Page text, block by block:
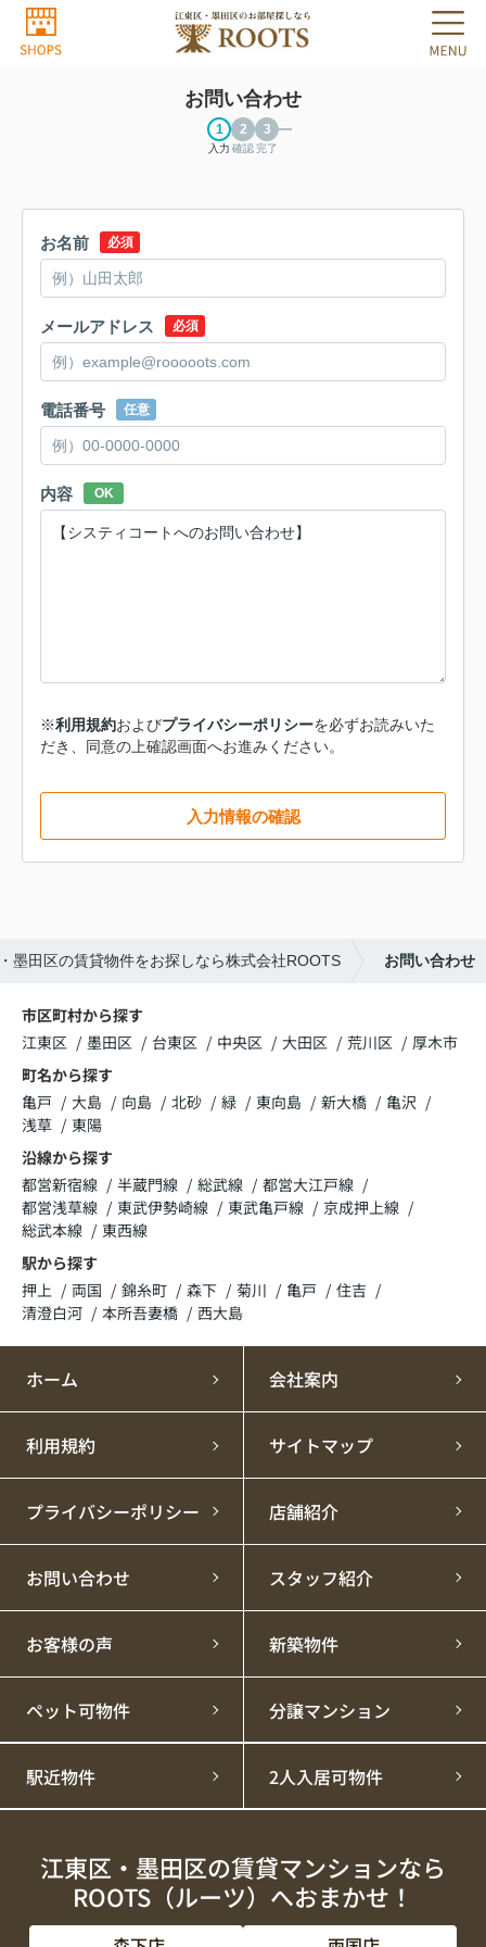
お問い合わせ
入力 確認完了
お名前 必須
メールアドレス 必須
電話番号 任意
内容 OK
※利用規約およびプライバシーポリシーを必ずお読みいた
だき、同意の上確認画面へお進みください。
入力情報の確認
墨田区の賃貸物件をお探しなら株式会社ROOTS お問い合わせ
市区町村から探す
江東区
墨田区 台東区 中央区 大田区 荒川区
厚木市
町名から探す
亀戸
大島 向島 北砂 緑 東向島 新大橋
亀沢
浅草
東陽
沿線から探す
都営新宿線
半蔵門線 総武線
都営大江戸線
都営浅草線
東武伊勢崎線 東武亀戸線
京成押上線
総武本線
東西線
駅から探す
押上
両国 錦糸町 森下 菊川 亀戸
住吉
清澄白河
本所吾妻橋 西大島
ホーム 会社案内
利用規約 サイトマップ
プライバシーポリシー 店舗紹介
お問い合わせ スタッフ紹介
お客様の声 新築物件
ペット可物件 分譲マンション
駅近物件 2人入居可物件
江東区・墨田区の賃貸マンションなら
ROOTS（ルーツ）へおまかせ！